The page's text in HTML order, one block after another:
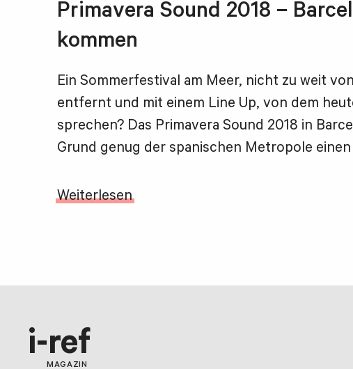
Primavera Sound 2018 –
kommen
Ein Sommerfestival am Meer, nicht zu weit
entfernt und mit einem Line Up, von dem
sprechen? Das Primavera Sound 2018 in
Grund genug der spanischen Metropole
Weiterlesen
i-ref
MAGAZIN